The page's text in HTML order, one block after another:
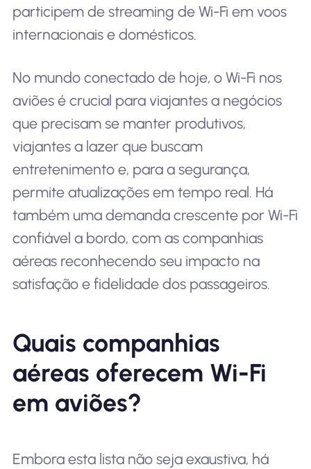
participem de streaming de Wi-Fi em voos
internacionais e domésticos.
No mundo conectado de hoje, o Wi-Fi nos
aviões é crucial para viajantes a negócios
que precisam se manter produtivos,
viajantes a lazer que buscam
entretenimento e, para a segurança,
permite atualizações em tempo real. Há
também uma demanda crescente por Wi-Fi
confiável a bordo, com as companhias
aéreas reconhecendo seu impacto na
satisfação e fidelidade dos passageiros.
Quais companhias
aéreas oferecem Wi-Fi
em aviões?
Embora esta lista não seja exaustiva, há